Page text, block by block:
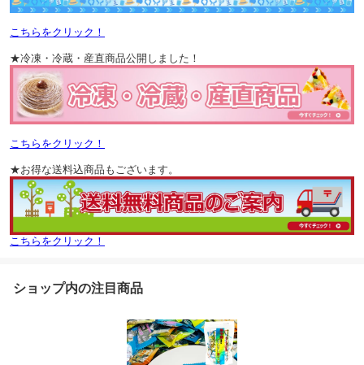
こちらをクリック！
★冷凍・冷蔵・産直商品公開しました！
こちらをクリック！
★お得な送料込商品もございます。
こちらをクリック！
ショップ内の注目商品